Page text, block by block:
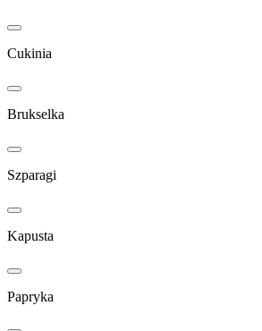
Cukinia
Brukselka
Szparagi
Kapusta
Papryka